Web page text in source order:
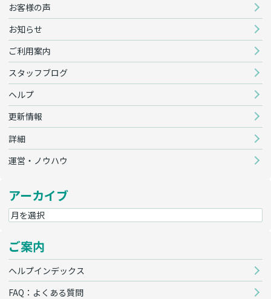
お客様の声
お知らせ
ご利用案内
スタッフブログ
ヘルプ
更新情報
詳細
運営・ノウハウ
アーカイブ
ご案内
ヘルプインデックス
FAQ：よくある質問